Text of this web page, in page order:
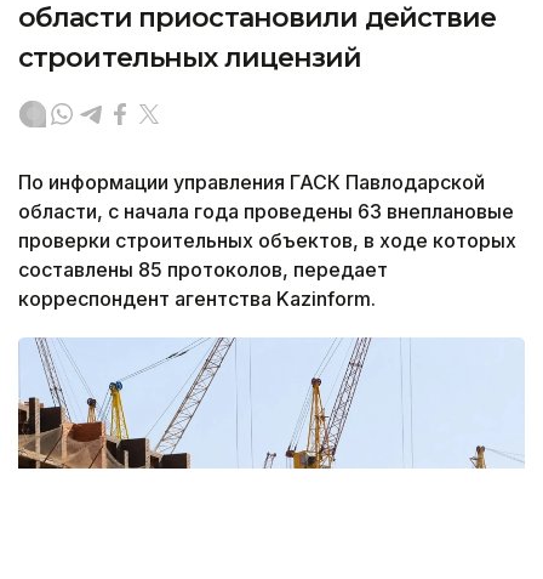
области приостановили действие
строительных лицензий
По информации управления ГАСК Павлодарской
области, с начала года проведены 63 внеплановые
проверки строительных объектов, в ходе которых
составлены 85 протоколов, передает
корреспондент агентства Kazinform.